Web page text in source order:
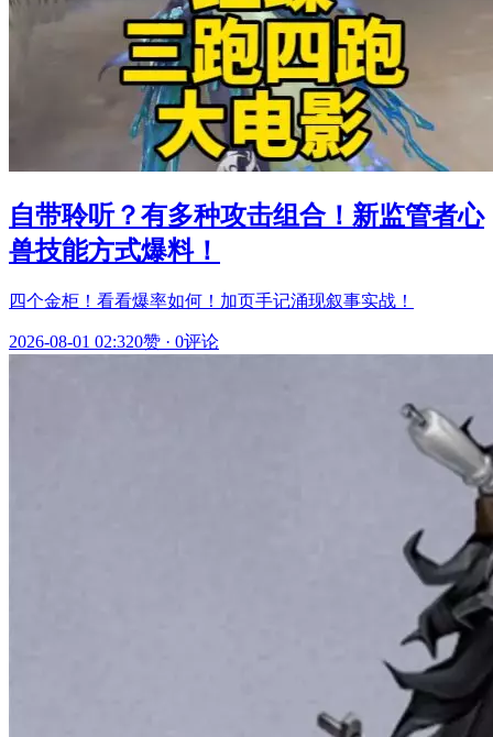
自带聆听？有多种攻击组合！新监管者心
兽技能方式爆料！
四个金柜！看看爆率如何！加页手记涌现叙事实战！
2026-08-01 02:320赞 · 0评论